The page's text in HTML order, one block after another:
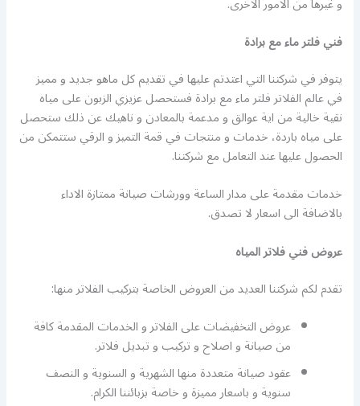
فني فلتر ماء مع برادة
يتوفر في شركتنا التي اعتدتم عليها في تقديم كل ماهو جديد و مميز
في عالم الفلاتر فلتر ماء مع برادة فستحصل عزيزي الزبون على مياه
نقية خالية من اية عوالق و مدعمة بالمعادن و ناهيك عن ذلك ستحصل
على مياه باردة، خدمات و منتجات في قمة التميز و الرقي ستتمكن من
الحصول عليها عند التعامل مع شركتنا.
خدمات مقدمة على مدار الساعة وورشات صيانة ممتازة الاداء
بالاضافة الى اسعار لا تصدق.
عروض فني فلاتر المياه
تقدم لكم شركتنا العديد من العروض الخاصة بتركيب الفلاتر منها:
عروض التخفيضات على الفلاتر و الخدمات المقدمة كافة
من صيانة و اصلاح و تركيب و تبديل فلاتر.
عقود صيانة متعددة منها الشهرية و السنوية و النصف
سنوية و باسعار مميزة و خاصة بزبائننا الكرام.